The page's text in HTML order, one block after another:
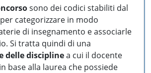
sono dei codici stabiliti dal
categorizzare in modo
di insegnamento e associarle
Si tratta quindi di una
delle disciplinea cui il docente
base alla laurea che possiede